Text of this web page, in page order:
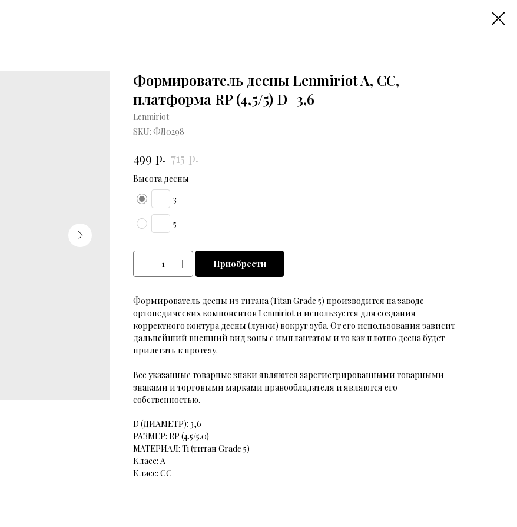
Формирователь десны Lenmiriot A, CC,
платформа RP (4,5/5) D=3,6
Lenmiriot
SKU: ФД0298
499 р. 715 р.
Высота десны
3
5
Приобрести
Формирователь десны из титана (Titan Grade 5) производится на заводе
ортопедических компонентов Lenmiriot и используется для создания
корректного контура десны (лунки) вокруг зуба. От его использования зависит
дальнейший внешний вид зоны с имплантатом и то как плотно десна будет
прилегать к протезу.
Все указанные товарные знаки являются зарегистрированными товарными
знаками и торговыми марками правообладателя и являются его
собственностью.
D (ДИАМЕТР): 3,6
РАЗМЕР: RP (4.5/5.0)
МАТЕРИАЛ: Ti (титан Grade 5)
Класс: A
Класс: CC